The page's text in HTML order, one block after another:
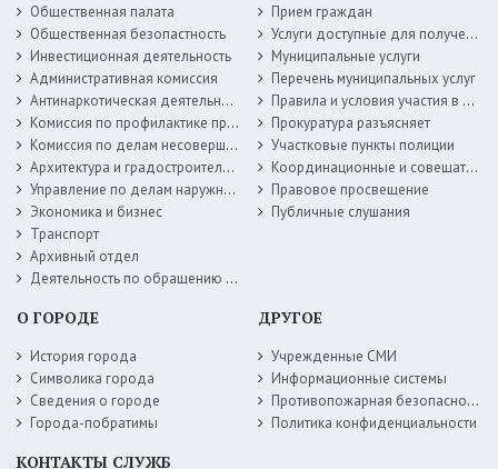
Общественная палата
Общественная безопастность
Инвестиционная деятельность
Административная комиссия
Антинаркотическая деятельность
Комиссия по профилактике правонарушений
Комиссия по делам несовершеннолетних
Архитектура и градостроительство
Управление по делам наружной рекламы
Экономика и бизнес
Транспорт
Архивный отдел
Деятельность по обращению с животными без владельцев
Прием граждан
Услуги доступные для получения в электронной форме
Муниципальные услуги
Перечень муниципальных услуг
Правила и условия участия в жилищных программах
Прокуратура разъясняет
Участковые пункты полиции
Координационные и совещательные органы
Правовое просвещение
Публичные слушания
О ГОРОДЕ
История города
Символика города
Сведения о городе
Города-побратимы
ДРУГОЕ
Учрежденные СМИ
Информационные системы
Противопожарная безопасность
Политика конфиденциальности
КОНТАКТЫ СЛУЖБ